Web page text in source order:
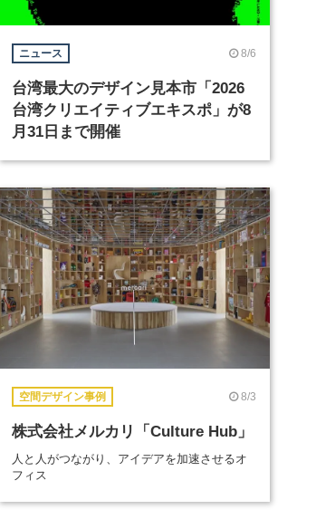
ニュース 8/6
台湾最大のデザイン見本市「2026
台湾クリエイティブエキスポ」が8
月31日まで開催
空間デザイン事例 8/3
株式会社メルカリ「Culture Hub」
人と人がつながり、アイデアを加速させるオ
フィス